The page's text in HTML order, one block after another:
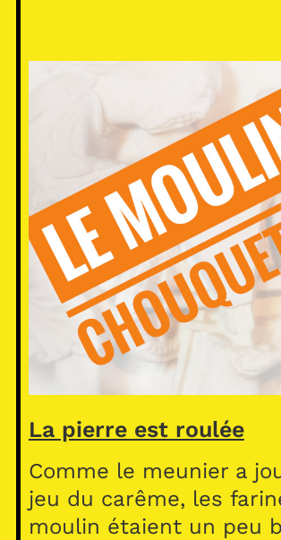
La pierre est roulée
Comme le meunier a
jeu du carême, les
moulin étaient un peu